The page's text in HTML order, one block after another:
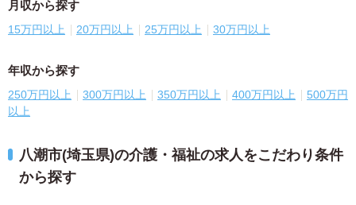
月収から探す
15万円以上 20万円以上 25万円以上 30万円以上
年収から探す
250万円以上 300万円以上 350万円以上 400万円以上
500万円
以上
八潮市(埼玉県)の介護・福祉の求人をこだわり条件
から探す